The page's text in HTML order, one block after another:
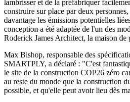
lambrisser et de la préfabriquer
construire sur place par deux
davantage les émissions potentielles
conception a été adaptée de l'un des
Roderick James Architect, la maison de
Max Bishop, responsable des
SMARTPLY, a déclaré : "C'est
le site de la construction COP26 zéro
au reste du monde que la construction
possible, et qu'elle peut avoir lieu dès